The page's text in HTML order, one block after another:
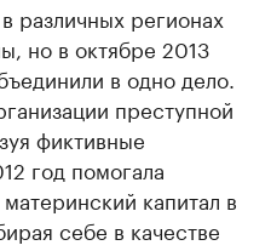
различных регионах
но в октябре 2013
в одно дело.
преступной
фиктивные
год помогала
капитал в
себе в качестве